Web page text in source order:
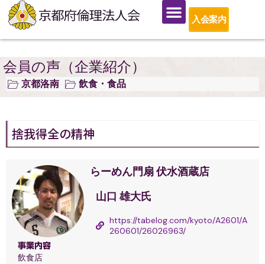
入会案内
会員の声（企業紹介）
京都洛南 飲食・食品
捨我得全の精神
らーめん門扇 伏水酒蔵店
山口 雄大氏
https://tabelog.com/kyoto/A2601/A
260601/26026963/
事業内容
飲食店